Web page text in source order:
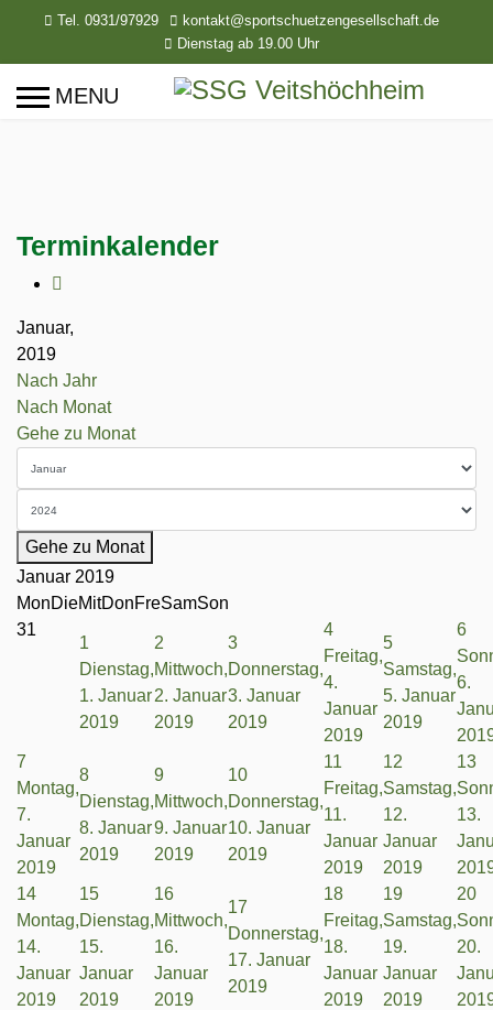
Tel. 0931/97929
kontakt@sportschuetzengesellschaft.de
Dienstag ab 19.00 Uhr
Terminkalender
Januar,
2019
Nach Jahr
Nach Monat
Gehe zu Monat
Gehe zu Monat
Januar 2019
MonDieMitDonFreSamSon
31
1
Dienstag,
1. Januar
2019
2
Mittwoch,
2. Januar
2019
3
Donnerstag,
3. Januar
2019
4
Freitag,
4.
Januar
2019
5
Samstag,
5. Januar
2019
6
6.
7
Montag,
7.
Januar
2019
8
Dienstag,
8. Januar
2019
9
Mittwoch,
9. Januar
2019
10
Donnerstag,
10. Januar
2019
11
Freitag,
11.
Januar
2019
12
Samstag,
12.
Januar
2019
13
13.
14
Montag,
14.
Januar
2019
15
Dienstag,
15.
Januar
2019
16
Mittwoch,
16.
Januar
2019
17
Donnerstag,
17. Januar
2019
18
Freitag,
18.
Januar
2019
19
Samstag,
19.
Januar
2019
20
20.